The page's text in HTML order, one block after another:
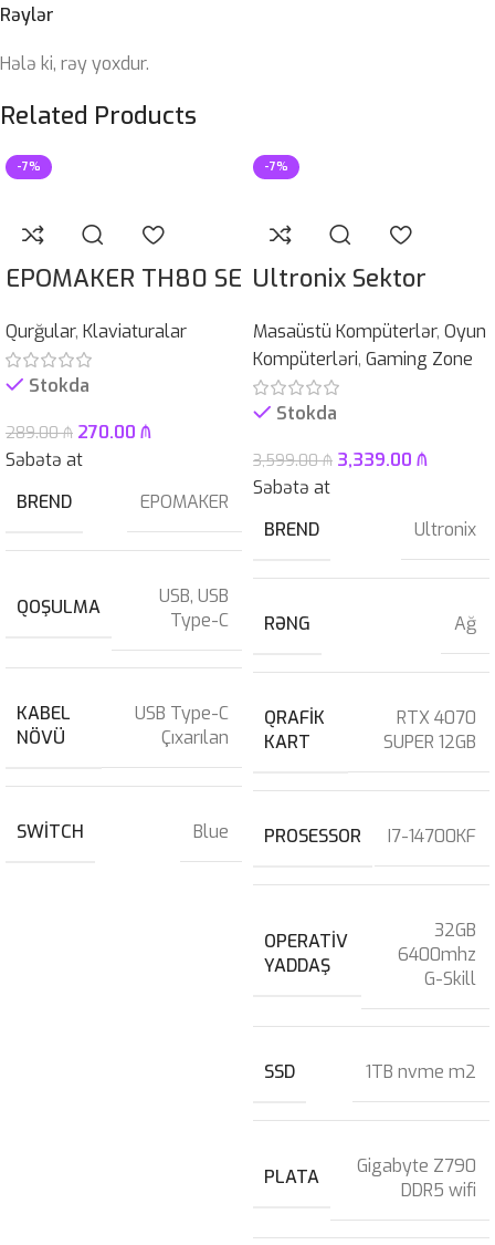
Rəylər
Hələ ki, rəy yoxdur.
Related Products
-7%
EPOMAKER TH80 SE
Qurğular, Klaviaturalar
Stokda
289.00₼ 270.00 ₼
Səbətə at
BREND
EPOMAKER
QOŞULMA USB, USB
Type-C
KABEL
NÖVÜ
USB Type-C
Çıxarılan
SWITCH Blue
-7%
Ultronix Sektor
Masaüstü Kompüterlər, Oyun
Kompüterləri, Gaming Zone
Stokda
3,599.00₼ 3,339.00 ₼
Səbətə at
BREND
Ultronix
RƏNG Ağ
QRAFIK
KART
RTX 4070
SUPER 12GB
PROSESSOR I7-14700KF
OPERATIV
YADDAŞ
32GB
6400mhz
G-Skill
SSD 1TB nvme m2
PLATA
Gigabyte Z790
DDR5 wifi